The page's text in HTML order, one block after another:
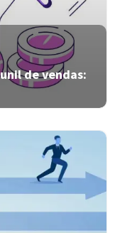
de vendas: